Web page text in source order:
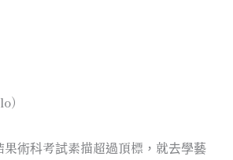
術科考試素描超過頂標，就去學藝